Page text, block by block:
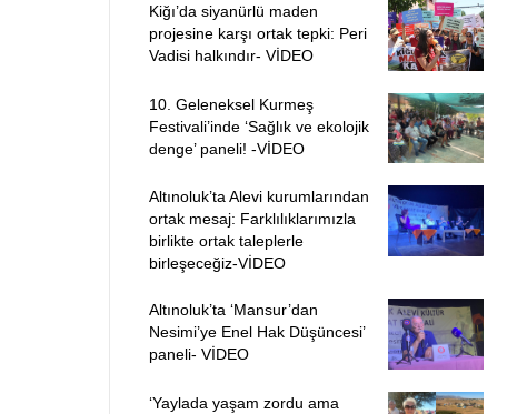
Kiğı’da siyanürlü maden
projesine karşı ortak tepki: Peri
Vadisi halkındır- VİDEO
10. Geleneksel Kurmeş
Festivali’inde ‘Sağlık ve ekolojik
denge’ paneli! -VİDEO
Altınoluk’ta Alevi kurumlarından
ortak mesaj: Farklılıklarımızla
birlikte ortak taleplerle
birleşeceğiz-VİDEO
Altınoluk’ta ‘Mansur’dan
Nesimi’ye Enel Hak Düşüncesi’
paneli- VİDEO
‘Yaylada yaşam zordu ama